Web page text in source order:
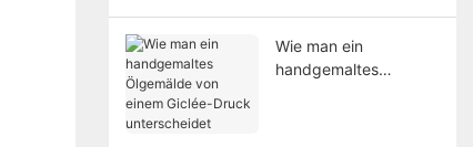
Wie man ein
handgemaltes